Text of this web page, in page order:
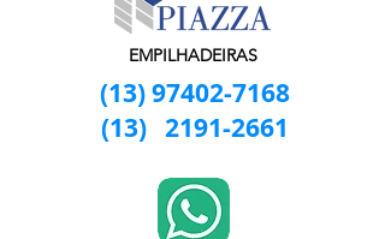
EMPILHADEIRAS
(13) 97402-7168
(13) 2191-2661